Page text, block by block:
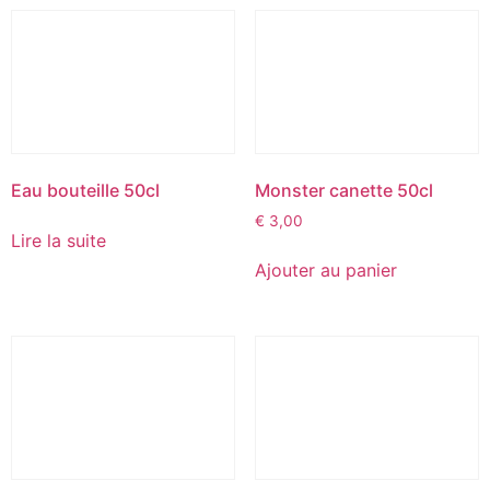
Eau bouteille 50cl
Lire la suite
Monster canette 50cl
€ 3,00
Ajouter au panier